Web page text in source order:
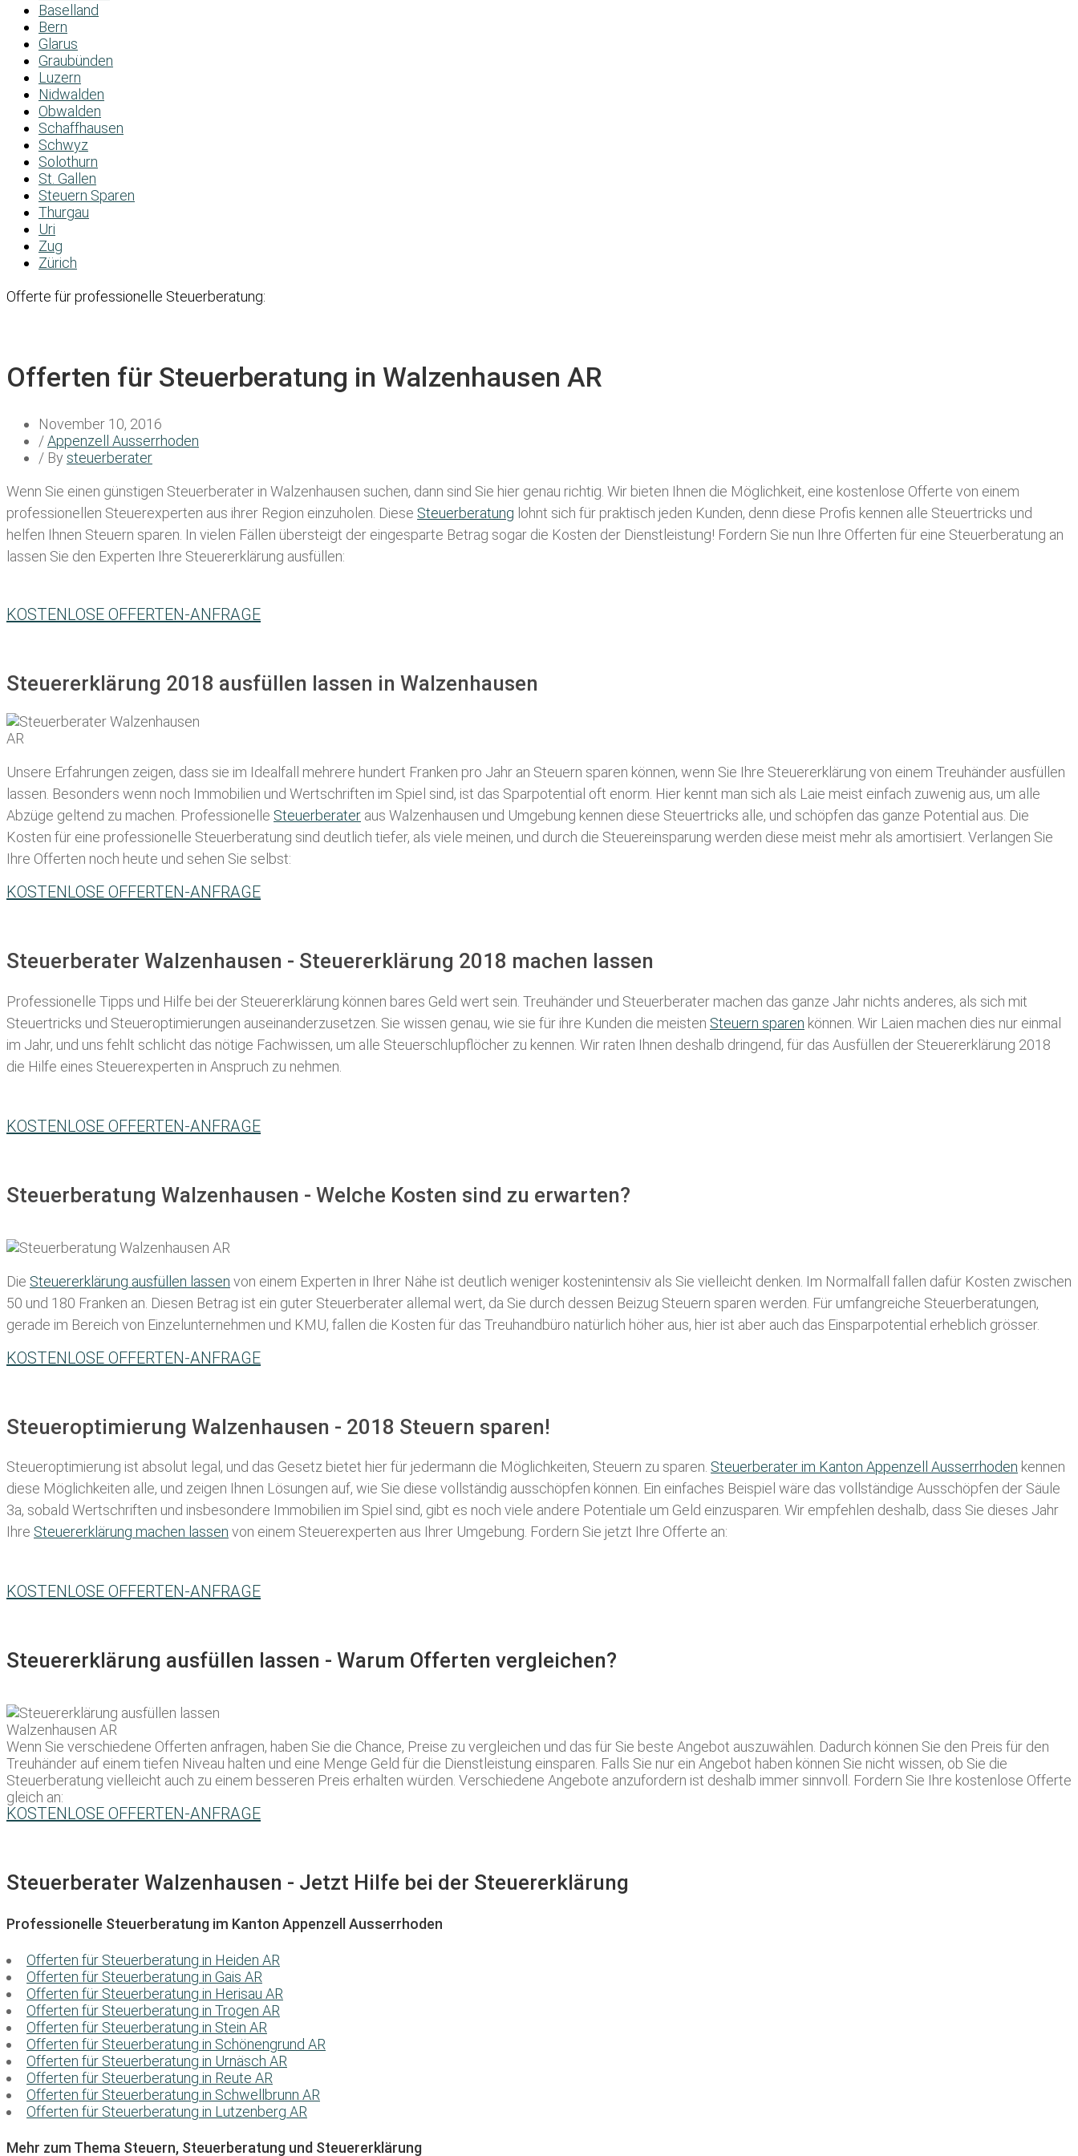
Baselland
Bern
Glarus
Graubünden
Luzern
Nidwalden
Obwalden
Schaffhausen
Schwyz
Solothurn
St. Gallen
Steuern Sparen
Thurgau
Uri
Zug
Zürich
Offerte für professionelle Steuerberatung:
Offerten für Steuerberatung in Walzenhausen AR
November 10, 2016
/Appenzell Ausserrhoden
/ By steuerberater
Wenn Sie einen günstigen Steuerberater in Walzenhausen suchen, dann sind Sie hier genau richtig. Wir bieten Ihnen die Möglichkeit, eine kostenlose Offerte von einem
professionellen Steuerexperten aus ihrer Region einzuholen. Diese Steuerberatung lohnt sich für praktisch jeden Kunden, denn diese Profis kennen alle Steuertricks und
helfen Ihnen Steuern sparen. In vielen Fällen übersteigt der eingesparte Betrag sogar die Kosten der Dienstleistung! Fordern Sie nun Ihre Offerten für eine Steuerberatung an
lassen Sie den Experten Ihre Steuererklärung ausfüllen:
KOSTENLOSE OFFERTEN-ANFRAGE
Steuererklärung 2018 ausfüllen lassen in Walzenhausen
Unsere Erfahrungen zeigen, dass sie im Idealfall mehrere hundert Franken pro Jahr an Steuern sparen können, wenn Sie Ihre Steuererklärung von einem Treuhänder ausfüllen
lassen . Besonders wenn noch Immobilien und Wertschriften im Spiel sind, ist das Sparpotential oft enorm. Hier kennt man sich als Laie meist einfach zuwenig aus, um alle
Abzüge geltend zu machen. Professionelle Steuerberater aus Walzenhausen und Umgebung kennen diese Steuertricks alle, und schöpfen das ganze Potential aus. Die
Kosten für eine professionelle Steuerberatung sind deutlich tiefer, als viele meinen, und durch die Steuereinsparung werden diese meist mehr als amortisiert. Verlangen Sie
Ihre Offerten noch heute und sehen Sie selbst:
KOSTENLOSE OFFERTEN-ANFRAGE
Steuerberater Walzenhausen - Steuererklärung 2018 machen lassen
Professionelle Tipps und Hilfe bei der Steuererklärung können bares Geld wert sein. Treuhänder und Steuerberater machen das ganze Jahr nichts anderes, als sich mit
Steuertricks und Steueroptimierungen auseinanderzusetzen. Sie wissen genau, wie sie für ihre Kunden die meisten Steuern sparen können. Wir Laien machen dies nur einmal
im Jahr, und uns fehlt schlicht das nötige Fachwissen, um alle Steuerschlupflöcher zu kennen. Wir raten Ihnen deshalb dringend, für das Ausfüllen der Steuererklärung 2018
die Hilfe eines Steuerexperten in Anspruch zu nehmen.
KOSTENLOSE OFFERTEN-ANFRAGE
Steuerberatung Walzenhausen - Welche Kosten sind zu erwarten?
Die Steuererklärung ausfüllen lassen von einem Experten in Ihrer Nähe ist deutlich weniger kostenintensiv als Sie vielleicht denken. Im Normalfall fallen dafür Kosten zwischen
50 und 180 Franken an. Diesen Betrag ist ein guter Steuerberater allemal wert, da Sie durch dessen Beizug Steuern sparen werden. Für umfangreiche Steuerberatungen,
gerade im Bereich von Einzelunternehmen und KMU, fallen die Kosten für das Treuhandbüro natürlich höher aus, hier ist aber auch das Einsparpotential erheblich grösser.
KOSTENLOSE OFFERTEN-ANFRAGE
Steueroptimierung Walzenhausen - 2018 Steuern sparen!
Steueroptimierung ist absolut legal, und das Gesetz bietet hier für jedermann die Möglichkeiten, Steuern zu sparen. Steuerberater im K anton Appenzell Ausserrhoden kennen
diese Möglichkeiten alle, und zeigen Ihnen Lösungen auf, wie Sie diese vollständig ausschöpfen können. Ein einfaches Beispiel wäre das vollständige Ausschöpfen der Säule
3a, sobald Wertschriften und insbesondere Immobilien im Spiel sind, gibt es noch viele andere Potentiale um Geld einzusparen. Wir empfehlen deshalb, dass Sie dieses Jahr
Ihre Steuererklärung machen lassen von einem Steuerexperten aus Ihrer Umgebung. Fordern Sie jetzt Ihre Offerte an:
KOSTENLOSE OFFERTEN-ANFRAGE
Steuererklärung ausfüllen lassen - Warum Offerten vergleichen?
Wenn Sie verschiedene Offerten anfragen, haben Sie die Chance, Preise zu vergleichen und das für Sie beste Angebot auszuwählen. Dadurch können Sie den Preis für den
Treuhänder auf einem tiefen Niveau halten und eine Menge Geld für die Dienstleistung einsparen. Falls Sie nur ein Angebot haben können Sie nicht wissen, ob Sie die
Steuerberatung vielleicht auch zu einem besseren Preis erhalten würden. Verschiedene Angebote anzufordern ist deshalb immer sinnvoll. Fordern Sie Ihre kostenlose Offerte
gleich an:
KOSTENLOSE OFFERTEN-ANFRAGE
Steuerberater Walzenhausen - Jetzt Hilfe bei der Steuererklärung
Professionelle Steuerberatung im Kanton Appenzell Ausserrhoden
Offerten für Steuerberatung in Heiden AR
Offerten für Steuerberatung in Gais AR
Offerten für Steuerberatung in Herisau AR
Offerten für Steuerberatung in Trogen AR
Offerten für Steuerberatung in Stein AR
Offerten für Steuerberatung in Schönengrund AR
Offerten für Steuerberatung in Urnäsch AR
Offerten für Steuerberatung in Reute AR
Offerten für Steuerberatung in Schwellbrunn AR
Offerten für Steuerberatung in Lutzenberg AR
Mehr zum Thema Steuern, Steuerberatung und Steuererklärung